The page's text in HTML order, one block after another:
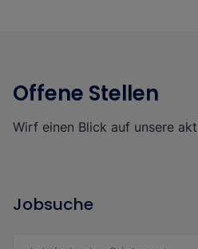
Offene Stellen
Wirf einen Blick auf unsere
Jobsuche